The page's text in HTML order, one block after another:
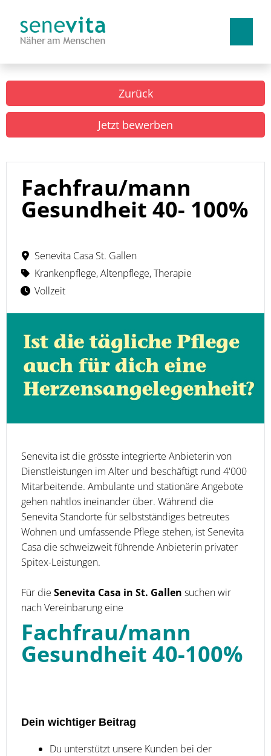
Deutsch Französisch Italienisch
Arbeiten bei uns
Benefits
Zurück
Jetzt bewerben
Fachfrau/mann
Gesundheit 40- 100%
Senevita Casa St. Gallen
Krankenpflege, Altenpflege, Therapie
Vollzeit
Senevita ist die grösste integrierte Anbieterin von
Dienstleistungen im Alter und beschäftigt rund 4'000
Mitarbeitende. Ambulante und stationäre Angebote
gehen nahtlos ineinander über. Während die
Senevita Standorte für selbstständiges betreutes
Wohnen und umfassende Pflege stehen, ist Senevita
Casa die schweizweit führende Anbieterin privater
Spitex-Leistungen.
Für die Senevita Casa in St. Gallen suchen wir
nach Vereinbarung eine
Fachfrau/mann
Gesundheit 40-100%
Dein wichtiger Beitrag
Du unterstützt unsere Kunden bei der